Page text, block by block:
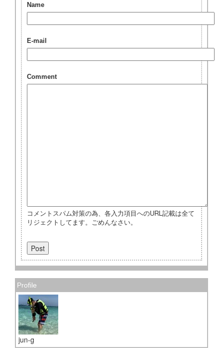
Name
E-mail
Comment
コメントスパム対策の為、各入力項目へのURL記載は全て
リジェクトしてます。ごめんなさい。
Profile
jun-g